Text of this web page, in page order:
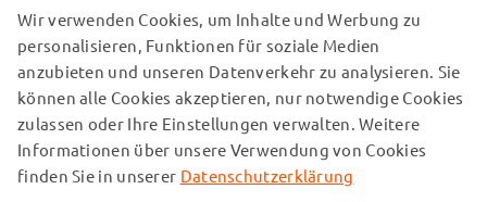
UNSERE ZAHLUNGSOPTIONEN
UNSERE VERSANDPARTNER
© subtel.de 2026
Wir verwenden Cookies, um Inhalte und Werbung zu
personalisieren, Funktionen für soziale Medien
anzubieten und unseren Datenverkehr zu analysieren. Sie
können alle Cookies akzeptieren, nur notwendige Cookies
zulassen oder Ihre Einstellungen verwalten. Weitere
Informationen über unsere Verwendung von Cookies
finden Sie in unserer Datenschutzerklärung